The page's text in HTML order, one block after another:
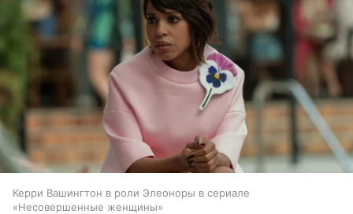
Керри Вашингтон в роли Элеоноры в сериале
«Несовершенные женщины»